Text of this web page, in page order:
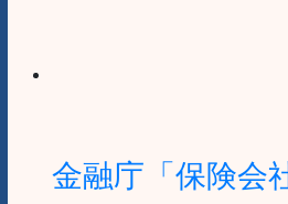
金融庁「保険会